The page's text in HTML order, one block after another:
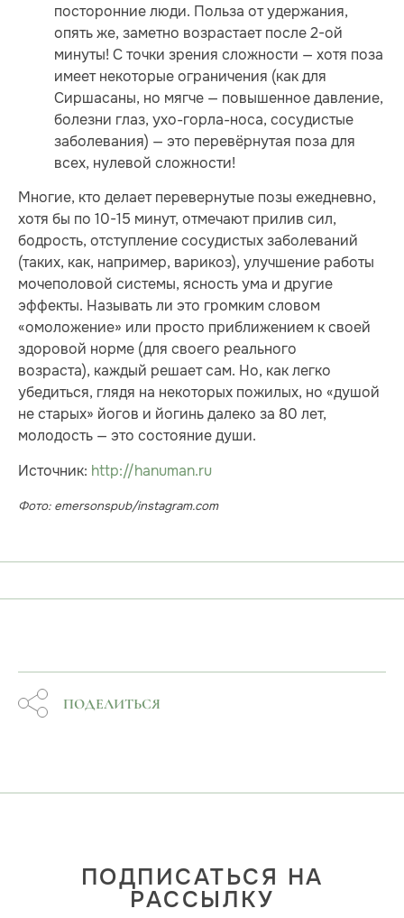
посторонние люди. Польза от удержания,
опять же, заметно возрастает после 2-ой
минуты! С точки зрения сложности — хотя поза
имеет некоторые ограничения (как для
Сиршасаны, но мягче — повышенное давление,
болезни глаз, ухо-горла-носа, сосудистые
заболевания) — это перевёрнутая поза для
всех, нулевой сложности!
Многие, кто делает перевернутые позы ежедневно,
хотя бы по 10-15 минут, отмечают прилив сил,
бодрость, отступление сосудистых заболеваний
(таких, как, например, варикоз), улучшение работы
мочеполовой системы, ясность ума и другие
эффекты. Называть ли это громким словом
«омоложение» или просто приближением к своей
здоровой норме (для своего реального
возраста), каждый решает сам. Но, как легко
убедиться, глядя на некоторых пожилых, но «душой
не старых» йогов и йогинь далеко за 80 лет,
молодость — это состояние души.
Источник: http://hanuman.ru
Фото: emersonspub/instagram.com
ПОДЕЛИТЬСЯ
ПОДПИСАТЬСЯ НА
РАССЫЛКУ